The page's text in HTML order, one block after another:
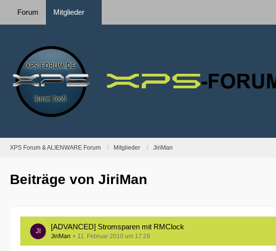
Forum Mitglieder
XPS Forum & ALIENWARE Forum Mitglieder JiriMan
Beiträge von JiriMan
[ADVANCED] Stromsparen mit RMClock
JiriMan 11. Februar 2010 um 17:29